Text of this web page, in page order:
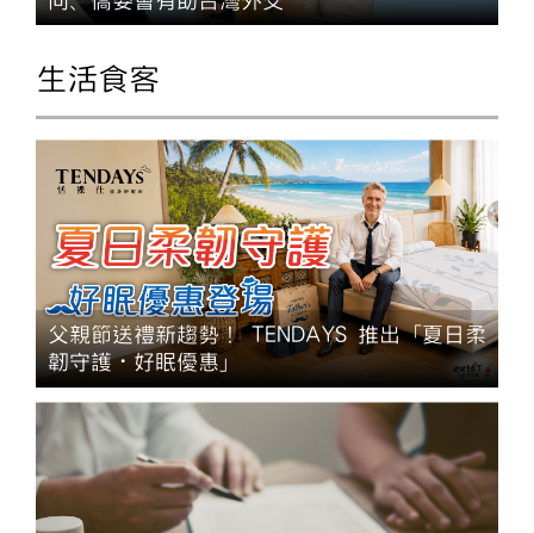
生活食客
父親節送禮新趨勢！ TENDAYS 推出「夏日柔
韌守護・好眠優惠」